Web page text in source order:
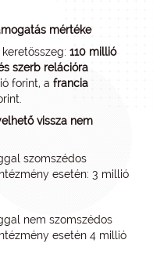
mértéke
110 millió
szerb relációra
forint, a francia
vissza nem
szomszédos
esetén: 3 millió
nem szomszédos
esetén 4 millió